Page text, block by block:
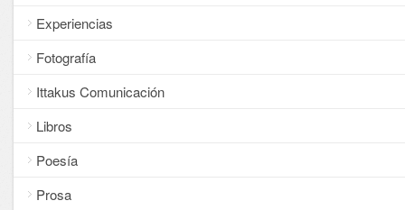
Experiencias
Fotografía
Ittakus Comunicación
Libros
Poesía
Prosa